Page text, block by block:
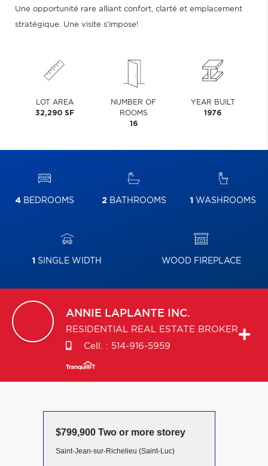
Une opportunité rare alliant confort, clarté et emplacement
stratégique. Une visite s'impose!
LOT AREA
32,290 SF
NUMBER OF
ROOMS
16
YEAR BUILT
1976
4 BEDROOMS 2BATHROOMS 1 WASHROOMS
1 SINGLE WIDTH WOOD FIREPLACE
ANNIE LAPLANTE INC.
RESIDENTIAL REAL ESTATE BROKER
Cell. : 514-916-5959
$799,900 Two or more storey
Saint-Jean-sur-Richelieu (Saint-Luc)